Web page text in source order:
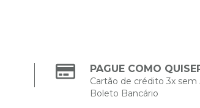
PAGUE COMO
Cartão de crédito 3x sem
Boleto Bancário